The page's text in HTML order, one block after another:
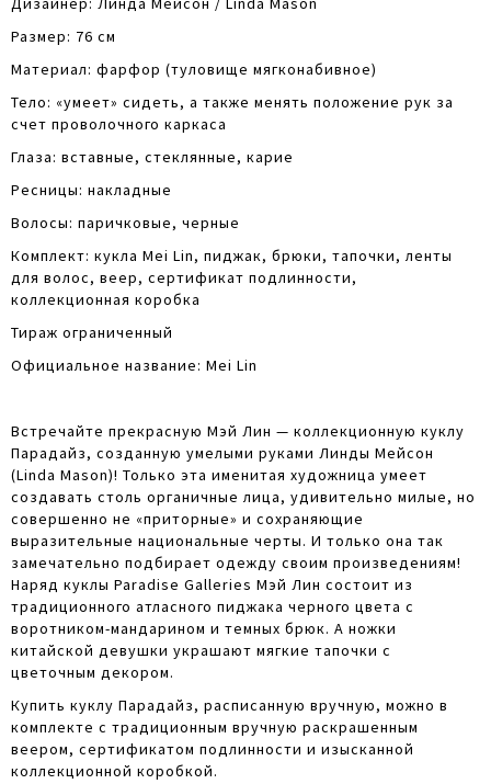
Размер: 76 см
Материал: фарфор (туловище мягконабивное)
Тело: «умеет» сидеть, а также менять положение рук за
счет проволочного каркаса
Глаза: вставные, стеклянные, карие
Ресницы: накладные
Волосы: паричковые, черные
Комплект: кукла Mei Lin, пиджак, брюки, тапочки, ленты
для волос, веер, сертификат подлинности,
коллекционная коробка
Тираж ограниченный
Официальное название: Mei Lin
Встречайте прекрасную Мэй Лин — коллекционную куклу
Парадайз, созданную умелыми руками Линды Мейсон
(Linda Mason)! Только эта именитая художница умеет
создавать столь органичные лица, удивительно милые, но
совершенно не «приторные» и сохраняющие
выразительные национальные черты. И только она так
замечательно подбирает одежду своим произведениям!
Наряд куклы Paradise Galleries Мэй Лин состоит из
традиционного атласного пиджака черного цвета с
воротником-мандарином и темных брюк. А ножки
китайской девушки украшают мягкие тапочки с
цветочным декором.
Купить куклу Парадайз, расписанную вручную, можно в
комплекте с традиционным вручную раскрашенным
веером, сертификатом подлинности и изысканной
коллекционной коробкой.